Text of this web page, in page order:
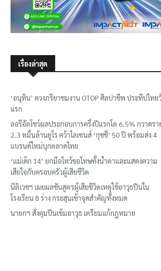
เรื่องล่าสุด
‘อนุทิน’ ควงภริยาชมงาน OTOP ศิลปาชีพ ประทีปไทย
แรก
ลอรีอัลโชว์ผลประกอบการครึ่งปีแรกโต 6.5% กวาดรา
2.3 หมื่นล้านยูโร คว้าไลเซนส์ ‘กุชชี่’ 50 ปี พร้อมส่ง 4
แบรนด์ใหม่บุกตลาดไทย
‘แม่เด็ก 14’ ยกมือไหว้ขอโทษทั้งน้ำตาและแสดงความ
เสียใจกับครอบครัวผู้เสียชีวิต
นิติเวชฯ เผยผลชันสูตรผู้เสียชีวิตเหตุใช้อาวุธปืนใน
โรงเรียน 8 ร่าง กระสุนเข้าจุดสำคัญทั้งหมด
นายกฯ สั่งคุมปืนเข้มอาวุธ เตรียมแก้กฎหมาย